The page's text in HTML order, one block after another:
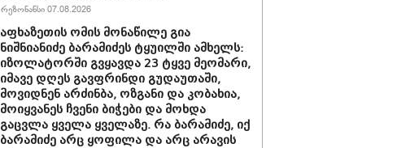
რეზონანსი 07.08.2026
აფხაზეთის ომის მონაწილე გია
ნიშნიანიძე ბარამიძეს ტყუილში ამხელს:
იზოლატორში გვყავდა 23 ტყვე მეომარი,
იმავე დღეს გავფრინდი გუდაუთაში,
მოვიდნენ არძინბა, ოზგანი და კობახია,
მოიყვანეს ჩვენი ბიჭები და მოხდა
გაცვლა ყველა ყველაზე. რა ბარამიძე, იქ
ბარამიძე არც ყოფილა და არც არავის